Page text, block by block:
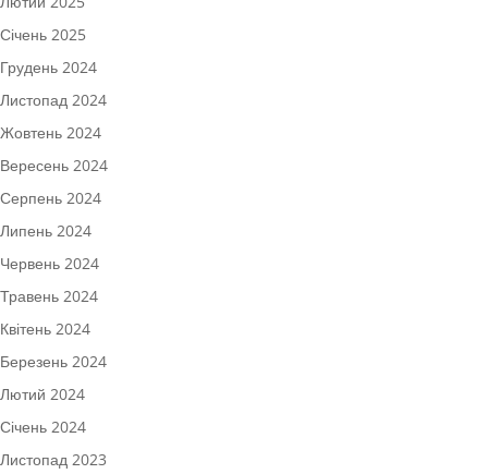
Січень 2025
Грудень 2024
Листопад 2024
Жовтень 2024
Вересень 2024
Серпень 2024
Липень 2024
Червень 2024
Травень 2024
Квітень 2024
Березень 2024
Лютий 2024
Січень 2024
Листопад 2023